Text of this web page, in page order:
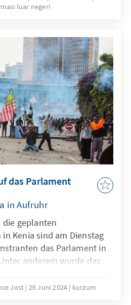
luar negeri
das Parlament
in Aufruhr
die geplanten
Kenia sind am Dienstag
das Parlament in
anderem wurde das
mussten evakuiert
Jost 26 Juni 2024 kurzum